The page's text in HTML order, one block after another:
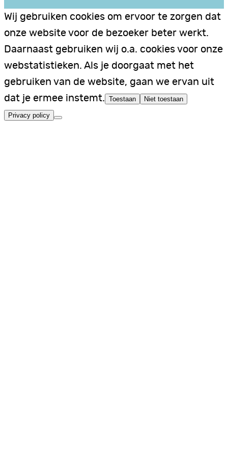
Wij gebruiken cookies om ervoor te zorgen dat
onze website voor de bezoeker beter werkt.
Daarnaast gebruiken wij o.a. cookies voor onze
webstatistieken. Als je doorgaat met het
gebruiken van de website, gaan we ervan uit
dat je ermee instemt. Toestaan Niet toestaan
Privacy policy